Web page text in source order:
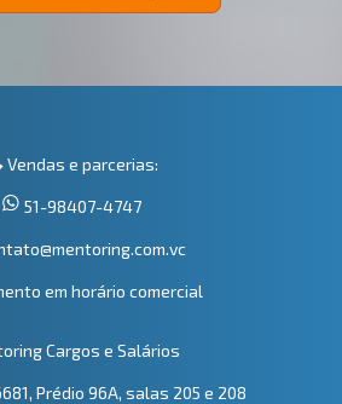
Vendas e parcerias:
51-98407-4747
em horário comercial
Cargos e Salários
Prédio 96A, salas 205 e 208